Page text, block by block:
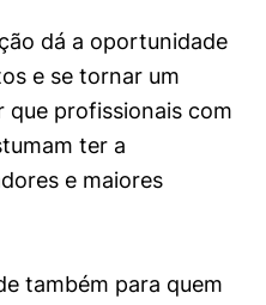
dá a oportunidade
e se tornar um
que profissionais com
ter a
e maiores
também para quem